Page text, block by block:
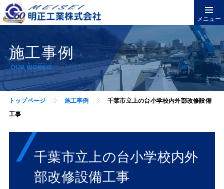
メニュー
施工事例
OUR WORKS
トップページ 施工事例
千葉市立上の台小学校内外部改修設備
工事
千葉市立上の台小学校内外
部改修設備工事